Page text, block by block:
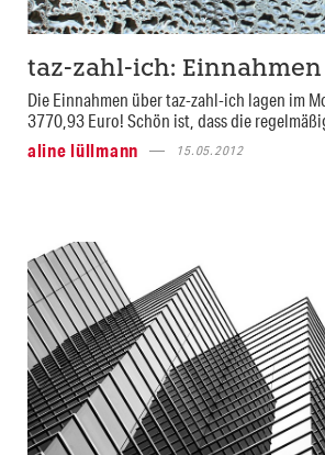
taz-zahl-ich:
Die Einnahmen über taz-zahl-ich lagen im
3770,93 Euro! Schön ist, dass die
aline lüllmann
15.05.2012